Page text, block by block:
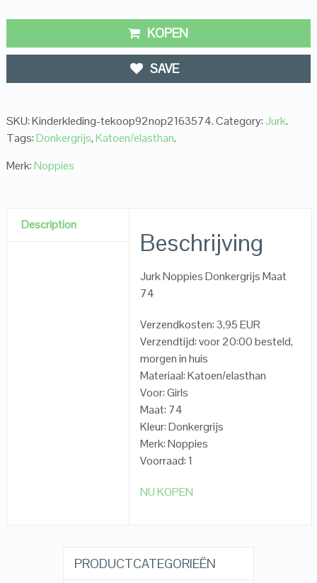
KOPEN
SAVE
SKU:Kinderkleding-tekoop92nop2163574.Category: Jurk.
Tags:Donkergrijs,Katoen/elasthan.
Merk:Noppies
Description
Beschrijving
Jurk Noppies Donkergrijs Maat
74
Verzendkosten: 3,95 EUR
Verzendtijd: voor 20:00 besteld,
morgen in huis
Materiaal: Katoen/elasthan
Voor: Girls
Maat: 74
Kleur: Donkergrijs
Merk: Noppies
Voorraad: 1
NU KOPEN
PRODUCTCATEGORIEËN